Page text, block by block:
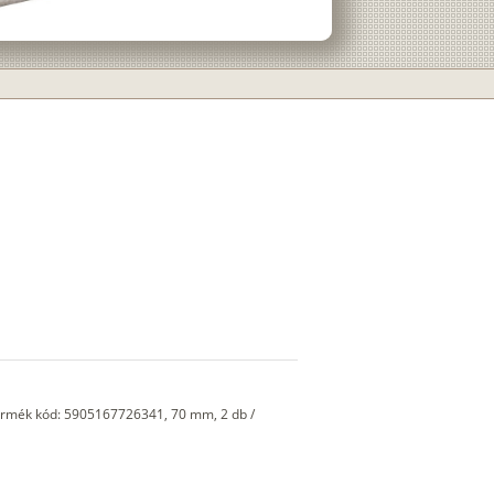
kód: 5905167726341, 70 mm, 2 db /